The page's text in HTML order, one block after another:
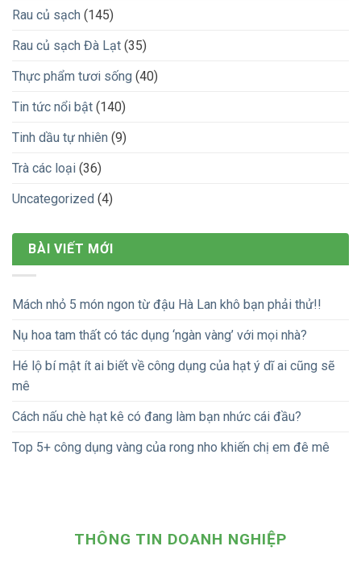
Rau củ sạch (145)
Rau củ sạch Đà Lạt (35)
Thực phẩm tươi sống (40)
Tin tức nổi bật (140)
Tinh dầu tự nhiên (9)
Trà các loại (36)
Uncategorized (4)
BÀI VIẾT MỚI
Mách nhỏ 5 món ngon từ đậu Hà Lan khô bạn phải thử!!
Nụ hoa tam thất có tác dụng ‘ngàn vàng’ với mọi nhà?
Hé lộ bí mật ít ai biết về công dụng của hạt ý dĩ ai cũng sẽ
mê
Cách nấu chè hạt kê có đang làm bạn nhức cái đầu?
Top 5+ công dụng vàng của rong nho khiến chị em đê mê
THÔNG TIN DOANH NGHIỆP